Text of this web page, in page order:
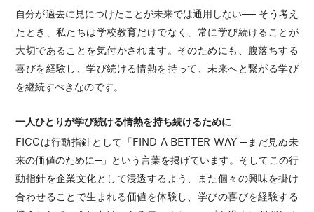
自分が過去に見につけたことが未来では通用しない── そう考え
たとき、私たちは学校教育だけでなく、常に学び続けることが
大切であることを気付かされます。そのためにも、腹落ちする
喜びを経験し、学び続ける情熱を持って、未来へと繋がる学び
を継続すべきなのです。
一人ひとりが学び続ける情熱を持ち続けるために
FICCは行動指針として「FIND A BETTER WAY ─まだ見ぬ未
来の価値のために─」という言葉を掲げています。そしてこの行
動指針を企業文化として浸透するよう、また個々の興味を掛け
合わせることで生まれる価値を体験し、学びの喜びを経験する